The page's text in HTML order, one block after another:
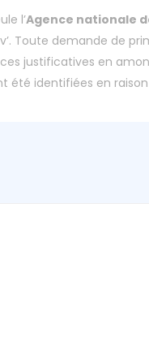
l’Agence nationale
Toute demande de
justificatives en
été identifiées en